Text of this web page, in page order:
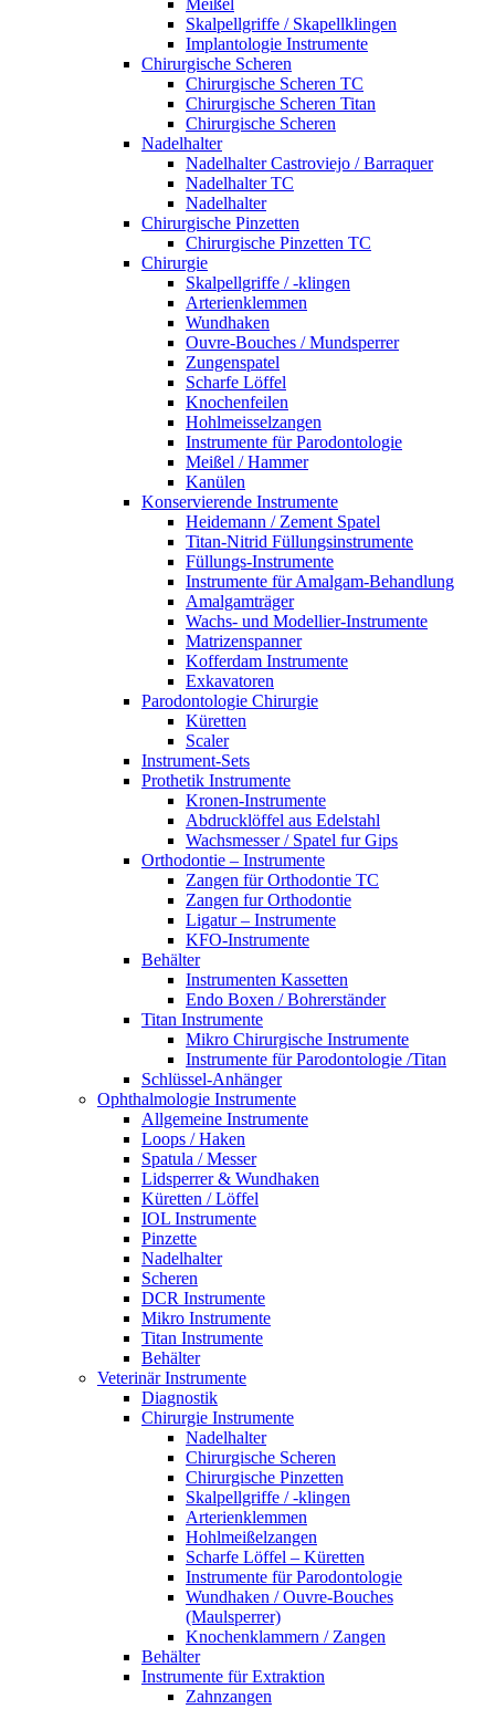
Meißel
Skalpellgriffe / Skapellklingen
Implantologie Instrumente
Chirurgische Scheren
Chirurgische Scheren TC
Chirurgische Scheren Titan
Chirurgische Scheren
Nadelhalter
Nadelhalter Castroviejo / Barraquer
Nadelhalter TC
Nadelhalter
Chirurgische Pinzetten
Chirurgische Pinzetten TC
Chirurgie
Skalpellgriffe / -klingen
Arterienklemmen
Wundhaken
Ouvre-Bouches / Mundsperrer
Zungenspatel
Scharfe Löffel
Knochenfeilen
Hohlmeisselzangen
Instrumente für Parodontologie
Meißel / Hammer
Kanülen
Konservierende Instrumente
Heidemann / Zement Spatel
Titan-Nitrid Füllungsinstrumente
Füllungs-Instrumente
Instrumente für Amalgam-Behandlung
Amalgamträger
Wachs- und Modellier-Instrumente
Matrizenspanner
Kofferdam Instrumente
Exkavatoren
Parodontologie Chirurgie
Küretten
Scaler
Instrument-Sets
Prothetik Instrumente
Kronen-Instrumente
Abdrucklöffel aus Edelstahl
Wachsmesser / Spatel fur Gips
Orthodontie – Instrumente
Zangen für Orthodontie TC
Zangen fur Orthodontie
Ligatur – Instrumente
KFO-Instrumente
Behälter
Instrumenten Kassetten
Endo Boxen / Bohrerständer
Titan Instrumente
Mikro Chirurgische Instrumente
Instrumente für Parodontologie /Titan
Schlüssel-Anhänger
Ophthalmologie Instrumente
Allgemeine Instrumente
Loops / Haken
Spatula / Messer
Lidsperrer & Wundhaken
Küretten / Löffel
IOL Instrumente
Pinzette
Nadelhalter
Scheren
DCR Instrumente
Mikro Instrumente
Titan Instrumente
Behälter
Veterinär Instrumente
Diagnostik
Chirurgie Instrumente
Nadelhalter
Chirurgische Scheren
Chirurgische Pinzetten
Skalpellgriffe / -klingen
Arterienklemmen
Hohlmeißelzangen
Scharfe Löffel – Küretten
Instrumente für Parodontologie
Wundhaken / Ouvre-Bouches
(Maulsperrer)
Knochenklammern / Zangen
Behälter
Instrumente für Extraktion
Zahnzangen